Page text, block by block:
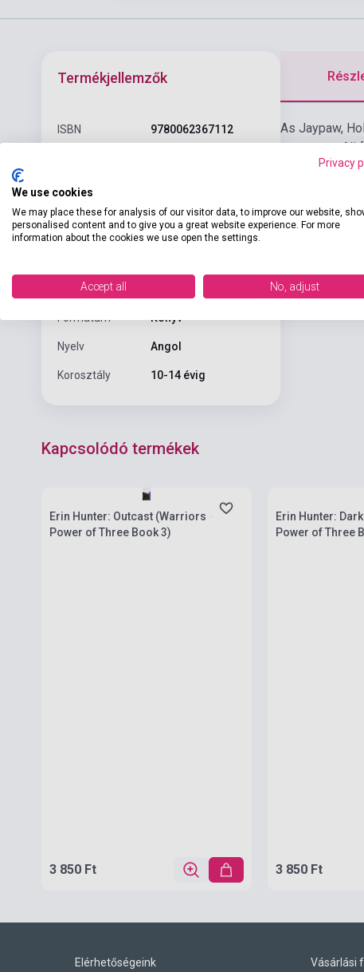
Termékjellemzők
ISBN 9780062367112
Oldalszám
Kötés Puhakötés
HARPER COLLINS
Kiadási év
Formátum Könyv
Nyelv Angol
Korosztály 10-14 évig
As Jaypaw,
ancestors. All
Kapcsolódó termékek
Erin Hunter: Outcast (Warriors -
Power of Three Book 3)
3 850 Ft
Erin Hunter:
Power of Three
3 850 Ft
Elérhetőségeink Vásárlási
Privacy
We use cookies
We may place these for analysis of our visitor data, to improve our website,
personalised content and to give you a great website experience. For more
information about the cookies we use open the settings.
Accept all No, adjust